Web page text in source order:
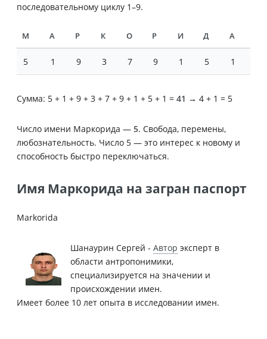
последовательному циклу 1–9.
М А Р К О Р И Д А
5 1 9 3 7 9 1 5 1
Сумма: 5 + 1 + 9 + 3 + 7 + 9 + 1 + 5 + 1 = 41 → 4 + 1 = 5
Число имени Маркорида — 5. Свобода, перемены,
любознательность. Число 5 — это интерес к новому и
способность быстро переключаться.
Имя Маркорида на загран паспорт
Markorida
Шанаурин Сергей - Автор эксперт в
области антропонимики,
специализируется на значении и
происхождении имен.
Имеет более 10 лет опыта в исследовании имен.